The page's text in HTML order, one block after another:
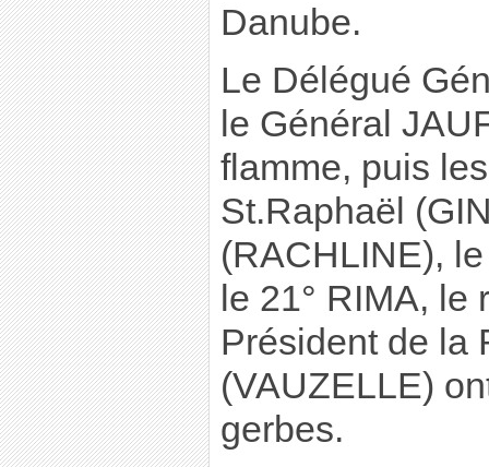
Danube.
Le Délégué
le Général
flamme, puis
St.Raphaël
(RACHLINE),
le 21° RIMA, le
Président de la
(VAUZELLE)
gerbes.